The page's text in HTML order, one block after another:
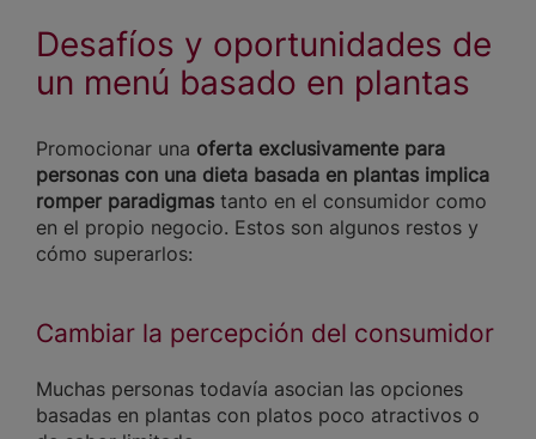
Desafíos y oportunidades de
un menú basado en plantas
Promocionar una oferta exclusivamente para
personas con una dieta basada en plantas implica
romper paradigmas tanto en el consumidor como
en el propio negocio. Estos son algunos restos y
cómo superarlos:
Cambiar la percepción del consumidor
Muchas personas todavía asocian las opciones
basadas en plantas con platos poco atractivos o